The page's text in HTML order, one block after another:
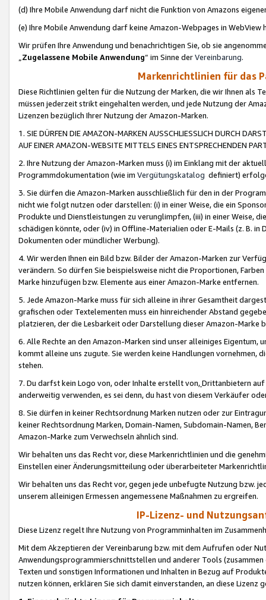
(d) Ihre Mobile Anwendung darf nicht die Funktion von Amazons
(e) Ihre Mobile Anwendung darf keine Amazon-Webpages in WebView
Wir prüfen Ihre Anwendung und benachrichtigen Sie, ob sie
„Zugelassene Mobile Anwendung“ im Sinne derVereinbarung.
Markenrichtlinien für das
Diese Richtlinien gelten für die Nutzung der Marken, die wir Ihnen als
müssen jederzeit strikt eingehalten werden, und jede Nutzung der
Lizenzen bezüglich Ihrer Nutzung der Amazon-Marken.
1. SIE DÜRFEN DIE AMAZON-MARKEN AUSSCHLIESSLICH DURCH
AUF EINER AMAZON-WEBSITE MITTELS EINES ENTSPRECHENDEN
2. Ihre Nutzung der Amazon-Marken muss (i) im Einklang mit der
Programmdokumentation (wie im Vergütungskatalog definiert)
3. Sie dürfen die Amazon-Marken ausschließlich für den in der
nicht wie folgt nutzen oder darstellen: (i) in einer Weise, die ein
Produkte und Dienstleistungen zu verunglimpfen, (iii) in einer Weise,
schädigen könnte, oder (iv) in Offline-Materialien oder E-Mails (z. B. in
Dokumenten oder mündlicher Werbung).
4. Wir werden Ihnen ein Bild bzw. Bilder der Amazon-Marken zur
verändern. So dürfen Sie beispielsweise nicht die Proportionen,
Marke hinzufügen bzw. Elemente aus einer Amazon-Marke entfernen.
5. Jede Amazon-Marke muss für sich alleine in ihrer Gesamtheit
grafischen oder Textelementen muss ein hinreichender Abstand
platzieren, der die Lesbarkeit oder Darstellung dieser Amazon-Marke
6. Alle Rechte an den Amazon-Marken sind unser alleiniges
kommt alleine uns zugute. Sie werden keine Handlungen vornehmen,
stehen.
7. Du darfst kein Logo von, oder Inhalte erstellt von,Drittanbietern auf
anderweitig verwenden, es sei denn, du hast von diesem Verkäufer
8. Sie dürfen in keiner Rechtsordnung Marken nutzen oder zur
keiner Rechtsordnung Marken, Domain-Namen, Subdomain-Namen,
Amazon-Marke zum Verwechseln ähnlich sind.
Wir behalten uns das Recht vor, diese Markenrichtlinien und die
Einstellen einer Änderungsmitteilung oder überarbeiteter
Wir behalten uns das Recht vor, gegen jede unbefugte Nutzung bzw.
unserem alleinigen Ermessen angemessene Maßnahmen zu ergreifen.
IP-Lizenz- und
Diese Lizenz regelt Ihre Nutzung von Programminhalten im
Mit dem Akzeptieren der Vereinbarung bzw. mit dem Aufrufen oder
Anwendungsprogrammierschnittstellen und anderer Tools (zusammen
Texten und sonstigen Informationen und Inhalten in Bezug auf
nutzen können, erklären Sie sich damit einverstanden, an diese Lizenz